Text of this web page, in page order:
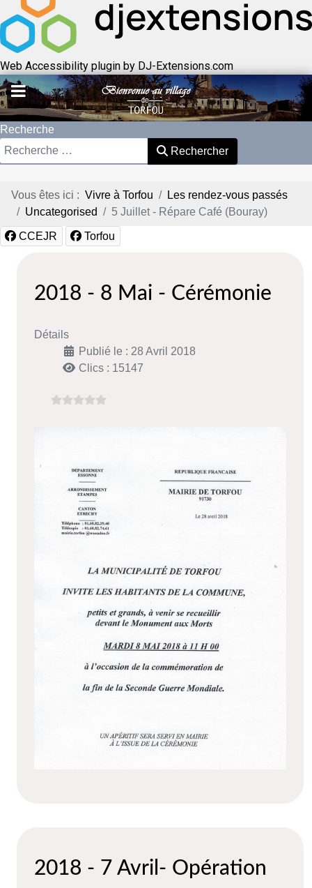
Web Accessibility plugin by DJ-Extensions.com
Recherche
Rechercher
Vous êtes ici : Vivre à Torfou
Les rendez-vous passés
Uncategorised
5 Juillet - Répare Café (Bouray)
CCEJR Torfou
2018 - 8 Mai - Cérémonie
Détails
Publié le : 28 Avril 2018
Clics : 15147
2018 - 7 Avril- Opération